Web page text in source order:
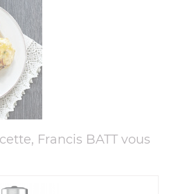
Francis BATT vous